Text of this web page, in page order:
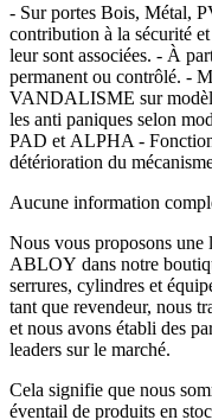
- Sur portes Bois, Métal,
contribution à la sécurité
leur sont associées. - À
permanent ou contrôlé. -
VANDALISME sur modèle PREMIUM -
les anti paniques selon
PAD et ALPHA -
détérioration du
Aucune information
Nous vous proposons une
ABLOY dans notre
serrures, cylindres et
tant que revendeur, nous
et nous avons établi des
leaders sur le marché.
Cela signifie que nous
éventail de produits en